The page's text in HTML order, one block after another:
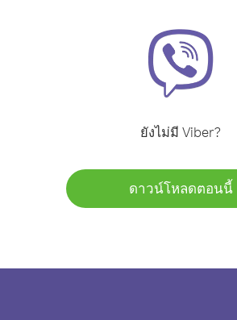
ยังไม่มี Viber?
ดาวน์โหลดตอนนี้